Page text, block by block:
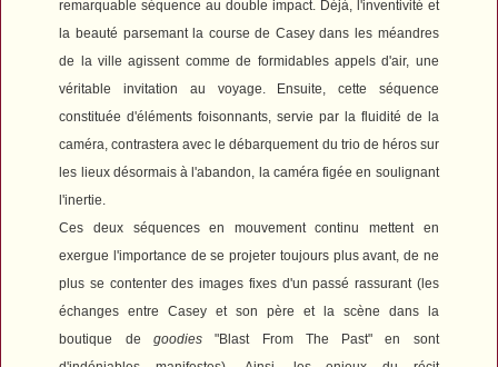
remarquable séquence au double impact. Déjà, l'inventivité et
la beauté parsemant la course de Casey dans les méandres
de la ville agissent comme de formidables appels d'air, une
véritable invitation au voyage. Ensuite, cette séquence
constituée d'éléments foisonnants, servie par la fluidité de la
caméra, contrastera avec le débarquement du trio de héros sur
les lieux désormais à l'abandon, la caméra figée en soulignant
l'inertie.
Ces deux séquences en mouvement continu mettent en
exergue l'importance de se projeter toujours plus avant, de ne
plus se contenter des images fixes d'un passé rassurant (les
échanges entre Casey et son père et la scène dans la
boutique de goodies"Blast From The Past" en sont